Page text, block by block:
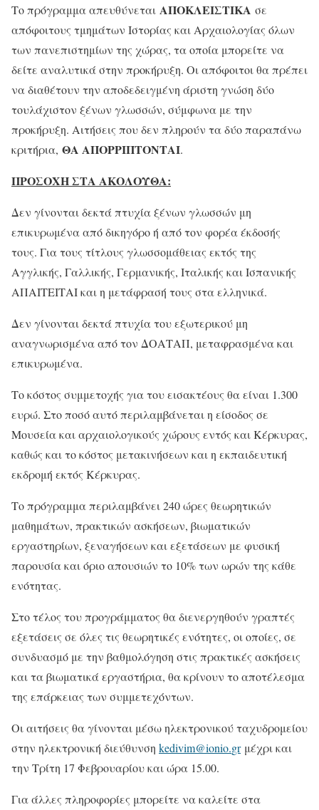
Το πρόγραμμα απευθύνεται ΑΠΟΚΛΕΙΣΤΙΚΑ σε
απόφοιτους τμημάτων Ιστορίας και Αρχαιολογίας όλων
των πανεπιστημίων της χώρας, τα οποία μπορείτε να
δείτε αναλυτικά στην προκήρυξη. Οι απόφοιτοι θα πρέπει
να διαθέτουν την αποδεδειγμένη άριστη γνώση δύο
τουλάχιστον ξένων γλωσσών, σύμφωνα με την
προκήρυξη. Αιτήσεις που δεν πληρούν τα δύο παραπάνω
κριτήρια, ΘΑ ΑΠΟΡΡΙΠΤΟΝΤΑΙ.
ΠΡΟΣΟΧΗ ΣΤΑ ΑΚΟΛΟΥΘΑ:
Δεν γίνονται δεκτά πτυχία ξένων γλωσσών μη
επικυρωμένα από δικηγόρο ή από τον φορέα έκδοσής
τους. Για τους τίτλους γλωσσομάθειας εκτός της
Αγγλικής, Γαλλικής, Γερμανικής, Ιταλικής και Ισπανικής
ΑΠΑΙΤΕΙΤΑΙ και η μετάφρασή τους στα ελληνικά.
Δεν γίνονται δεκτά πτυχία του εξωτερικού μη
αναγνωρισμένα από τον ΔΟΑΤΑΠ, μεταφρασμένα και
επικυρωμένα.
Το κόστος συμμετοχής για του εισακτέους θα είναι 1.300
ευρώ. Στο ποσό αυτό περιλαμβάνεται η είσοδος σε
Μουσεία και αρχαιολογικούς χώρους εντός και Κέρκυρας,
καθώς και το κόστος μετακινήσεων και η εκπαιδευτική
εκδρομή εκτός Κέρκυρας.
Το πρόγραμμα περιλαμβάνει 240 ώρες θεωρητικών
μαθημάτων, πρακτικών ασκήσεων, βιωματικών
εργαστηρίων, ξεναγήσεων και εξετάσεων με φυσική
παρουσία και όριο απουσιών το 10% των ωρών της κάθε
ενότητας.
Στο τέλος του προγράμματος θα διενεργηθούν γραπτές
εξετάσεις σε όλες τις θεωρητικές ενότητες, οι οποίες, σε
συνδυασμό με την βαθμολόγηση στις πρακτικές ασκήσεις
και τα βιωματικά εργαστήρια, θα κρίνουν το αποτέλεσμα
της επάρκειας των συμμετεχόντων.
Οι αιτήσεις θα γίνονται μέσω ηλεκτρονικού ταχυδρομείου
στην ηλεκτρονική διεύθυνση kedivim@ionio.grμέχρι και
την Τρίτη 17 Φεβρουαρίου και ώρα 15.00.
Για άλλες πληροφορίες μπορείτε να καλείτε στα